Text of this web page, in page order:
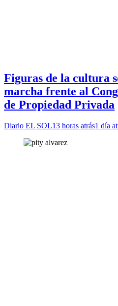
Figuras de la cultura
marcha frente al
de Propiedad Privada
Diario EL SOL13 horas atrás1 día